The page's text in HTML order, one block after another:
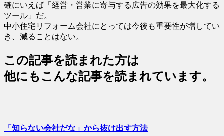
確にいえば「経営・営業に寄与する広告の効果を最大化する
ツール」だ。
中小住宅リフォーム会社にとっては今後も重要性が増してい
き、減ることはない。
この記事を読まれた方は
他にもこんな記事を読まれています。
「知らない会社だな」から抜け出す方法